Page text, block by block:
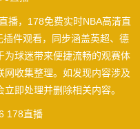
播，178免费实时NBA高清直
件观看，同步涵盖英超、德
为球迷带来便捷流畅的观赛体
收集整理。如发现内容涉及
即处理并删除相关内容。
178直播